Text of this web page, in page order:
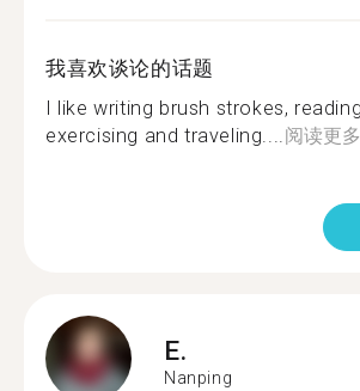
我喜欢谈论的话题
I like writing brush strokes,
exercising and traveling....阅读更多
E.
Nanping